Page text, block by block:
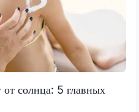
солнца: 5 главных